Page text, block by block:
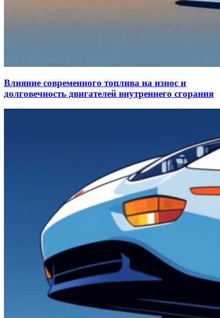
Влияние современного топлива на износ и
долговечность двигателей внутреннего сгорания